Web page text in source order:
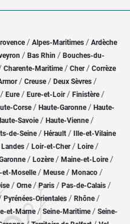
/ Alpes-Maritimes / Ardèche
/ Bas Rhin / Bouches-du-
Charente-Maritime/ Cher / Corrèze
/ Creuse/ Deux Sèvres /
/ Eure/ Eure-et-Loir / Finistère/
Corse/ Haute-Garonne/ Haute-
Savoie/ Haute-Vienne/
de-Seine/ Hérault / Ille-et-Vilaine
Landes / Loir-et-Cher/ Loire/
/ Lozère / Maine-et-Loire/
et-Moselle/ Meuse/ Monaco /
/ Orne/Paris / Pas-de-Calais /
Pyrénées-Orientales / Rhône/
et-Marne/ Seine-Maritime/ Seine-